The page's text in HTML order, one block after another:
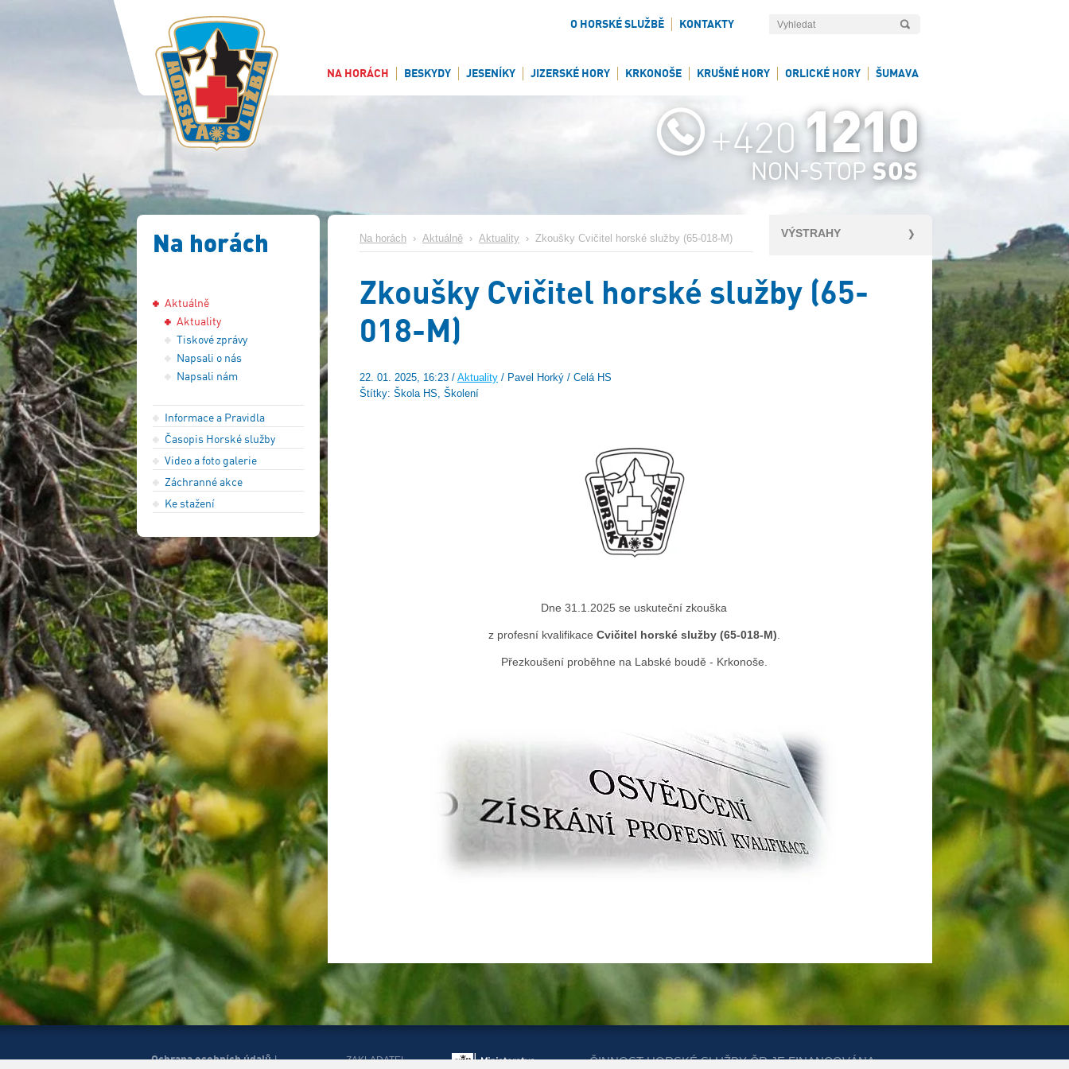
O HORSKÉ SLUŽBĚ KONTAKTY
NA HORÁCH BESKYDY JESENÍKY JIZERSKÉ HORY KRKONOŠE KRUŠNÉ HORY ORLICKÉ HORY ŠUMAVA
Na horách
Aktuálně
Aktuality
Tiskové zprávy
Napsali o nás
Napsali nám
Informace a Pravidla
Časopis Horské služby
Video a foto galerie
Záchranné akce
Ke stažení
VÝSTRAHY
Na horách › Aktuálně › Aktuality › Zkoušky Cvičitel horské služby (65-018-M)
Zkoušky Cvičitel horské služby (65-
018-M)
22. 01. 2025, 16:23 / Aktuality / Pavel Horký / Celá HS
Štítky: Škola HS, Školení
Dne 31.1.2025 se uskuteční zkouška
z profesní kvalifikace Cvičitel horské služby (65-018-M).
Přezkoušení proběhne na Labské boudě - Krkonoše.
Ochrana osobních údajů|
ZAKLADATEL
ČINNOST HORSKÉ SLUŽBY ČR JE FINANCOVÁNA